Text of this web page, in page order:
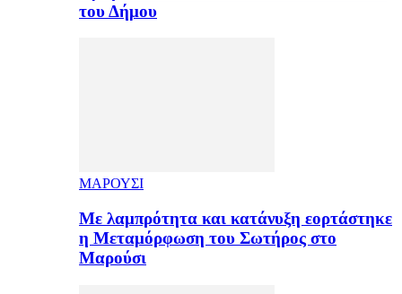
του Δήμου
ΜΑΡΟΥΣΙ
Με λαμπρότητα και κατάνυξη εορτάστηκε
η Μεταμόρφωση του Σωτήρος στο
Μαρούσι